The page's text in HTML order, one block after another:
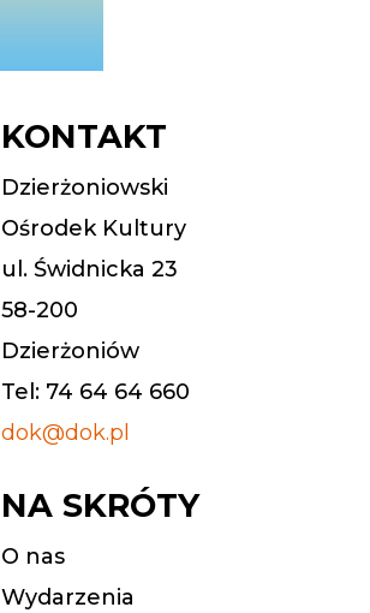
KONTAKT
Dzierżoniowski
Ośrodek Kultury
ul. Świdnicka 23
58-200
Dzierżoniów
Tel: 74 64 64 660
dok@dok.pl
NA SKRÓTY
O nas
Wydarzenia